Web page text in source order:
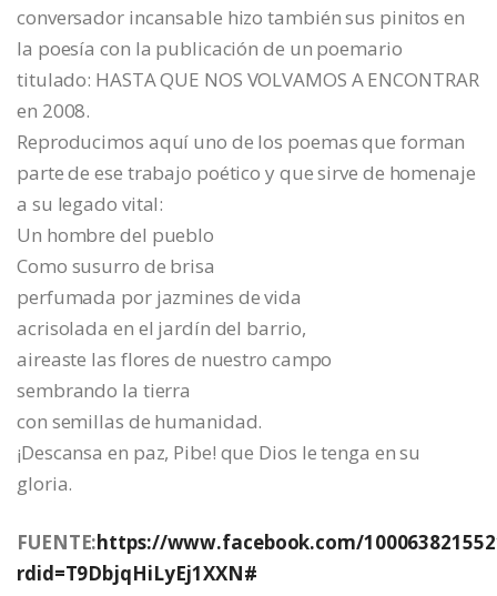
conversador incansable hizo también sus pinitos en
la poesía con la publicación de un poemario
titulado: HASTA QUE NOS VOLVAMOS A ENCONTRAR
en 2008.
Reproducimos aquí uno de los poemas que forman
parte de ese trabajo poético y que sirve de homenaje
a su legado vital:
Un hombre del pueblo
Como susurro de brisa
perfumada por jazmines de vida
acrisolada en el jardín del barrio,
aireaste las flores de nuestro campo
sembrando la tierra
con semillas de humanidad.
¡Descansa en paz, Pibe! que Dios le tenga en su
gloria.
FUENTE:https://www.facebook.com/
rdid=T9DbjqHiLyEj1XXN#